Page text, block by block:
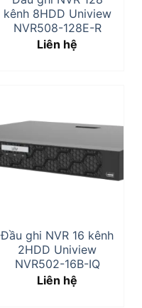
kênh 8HDD Uniview
NVR508-128E-R
Liên hệ
Đầu ghi NVR 16 kênh
2HDD Uniview
NVR502-16B-IQ
Liên hệ